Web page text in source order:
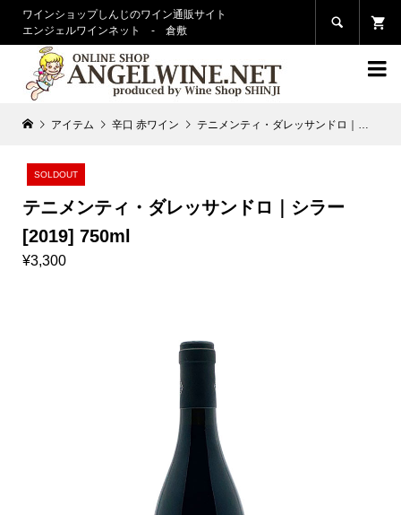
ワインショップしんじのワイン通販サイト
エンジェルワインネット - 倉敷


アイテム 辛口 赤ワイン テニメンティ・ダレッサンドロ｜シラー [2019] 750ml
SOLDOUT
テニメンティ・ダレッサンドロ｜シラー
[2019] 750ml
¥3,300